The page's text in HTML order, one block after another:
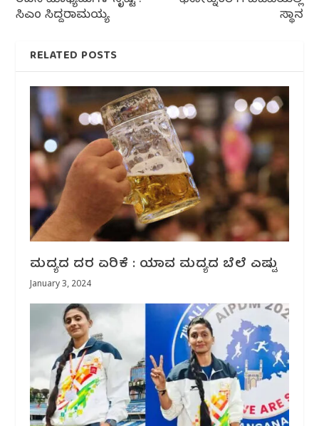
ಸಿಎಂ ಸಿದ್ದರಾಮಯ್ಯ
ಸ್ಥಾನ
RELATED POSTS
ಮದ್ಯದ ದರ ಏರಿಕೆ : ಯಾವ ಮದ್ಯದ ಬೆಲೆ ಎಷ್ಟು
January 3, 2024